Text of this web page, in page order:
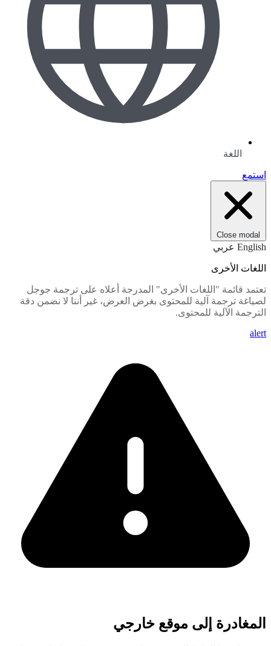
اللغة
استمع
Close modal
English عربي
اللغات الأخرى
تعتمد قائمة "اللغات الأخرى" المدرجة أعلاه على ترجمة جوجل
لصياغة ترجمة آلية للمحتوى بغرض العرض، غير أننا لا نضمن دقة
الترجمة الآلية للمحتوى.
alert
المغادرة إلى موقع خارجي